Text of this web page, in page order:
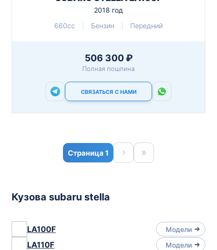
2018 год
660cc
Бензин Передний
506 300 ₽
Полная пошлина
СВЯЗАТЬСЯ С НАМИ
1
Кузова subaru stella
LA100F Модели
LA110F Модели